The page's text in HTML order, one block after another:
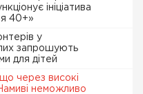
ініціатива
40+»
у
запрошують
для дітей
через високі
неможливо